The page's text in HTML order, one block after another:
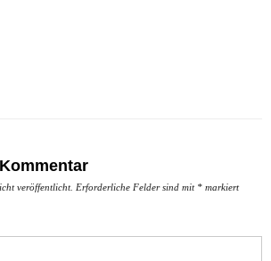
veröffentlicht. Erforderliche Felder sind mit * markiert